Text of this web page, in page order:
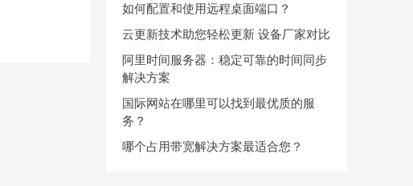
如何配置和使用远程桌面端口？
云更新技术助您轻松更新 设备厂家对比
阿里时间服务器：稳定可靠的时间同步
解决方案
国际网站在哪里可以找到最优质的服
务？
哪个占用带宽解决方案最适合您？